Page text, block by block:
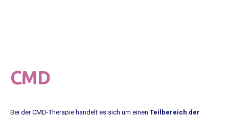
CMD
Bei der CMD-Therapie handelt es sich um einen Teilbereich der